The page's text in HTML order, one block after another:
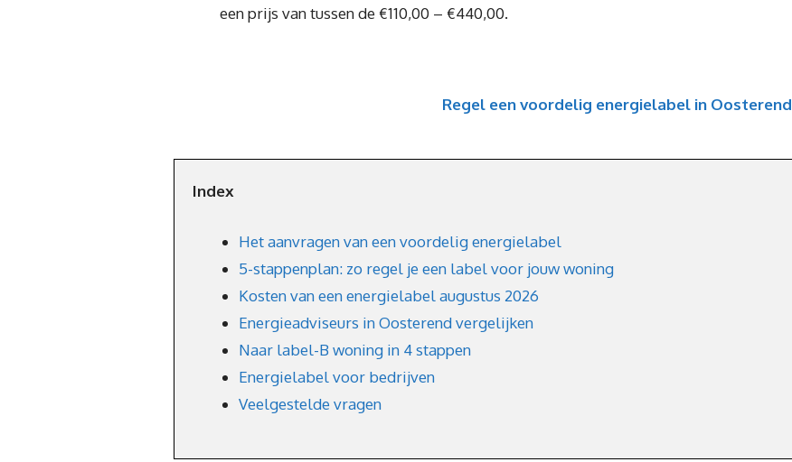
een prijs van tussen de €110,00 – €440,00.
Regel een voordelig energielabel in Oosterend
Index
Het aanvragen van een voordelig energielabel
5-stappenplan: zo regel je een label voor jouw woning
Kosten van een energielabel augustus 2026
Energieadviseurs in Oosterend vergelijken
Naar label-B woning in 4 stappen
Energielabel voor bedrijven
Veelgestelde vragen